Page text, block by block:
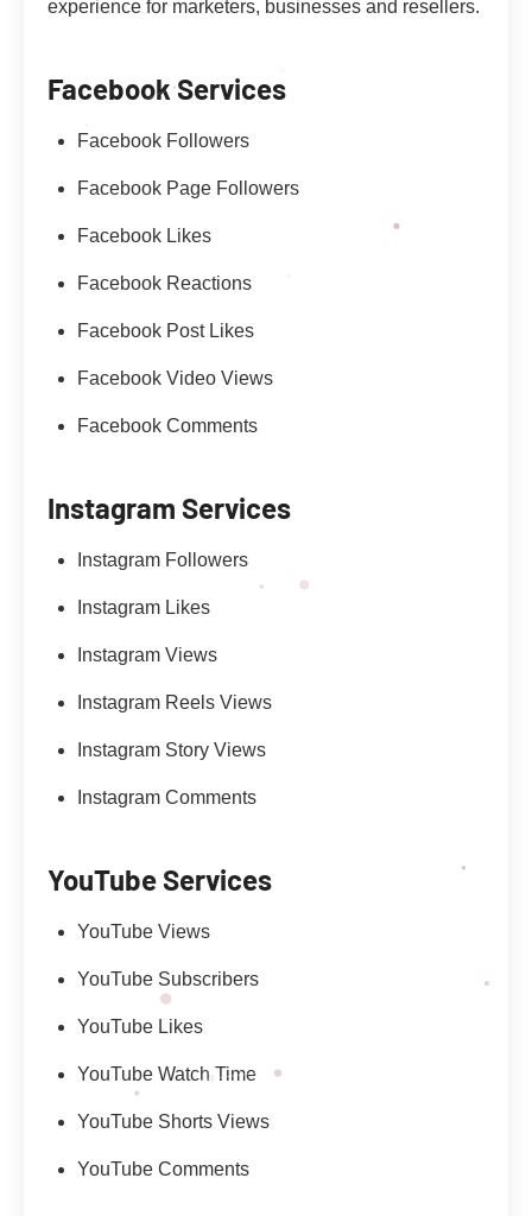
experience for marketers, businesses and resellers.
Facebook Services
Facebook Followers
Facebook Page Followers
Facebook Likes
Facebook Reactions
Facebook Post Likes
Facebook Video Views
Facebook Comments
Instagram Services
Instagram Followers
Instagram Likes
Instagram Views
Instagram Reels Views
Instagram Story Views
Instagram Comments
YouTube Services
YouTube Views
YouTube Subscribers
YouTube Likes
YouTube Watch Time
YouTube Shorts Views
YouTube Comments